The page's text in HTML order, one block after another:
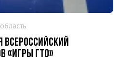
Всероссийский
«Игры ГТО»